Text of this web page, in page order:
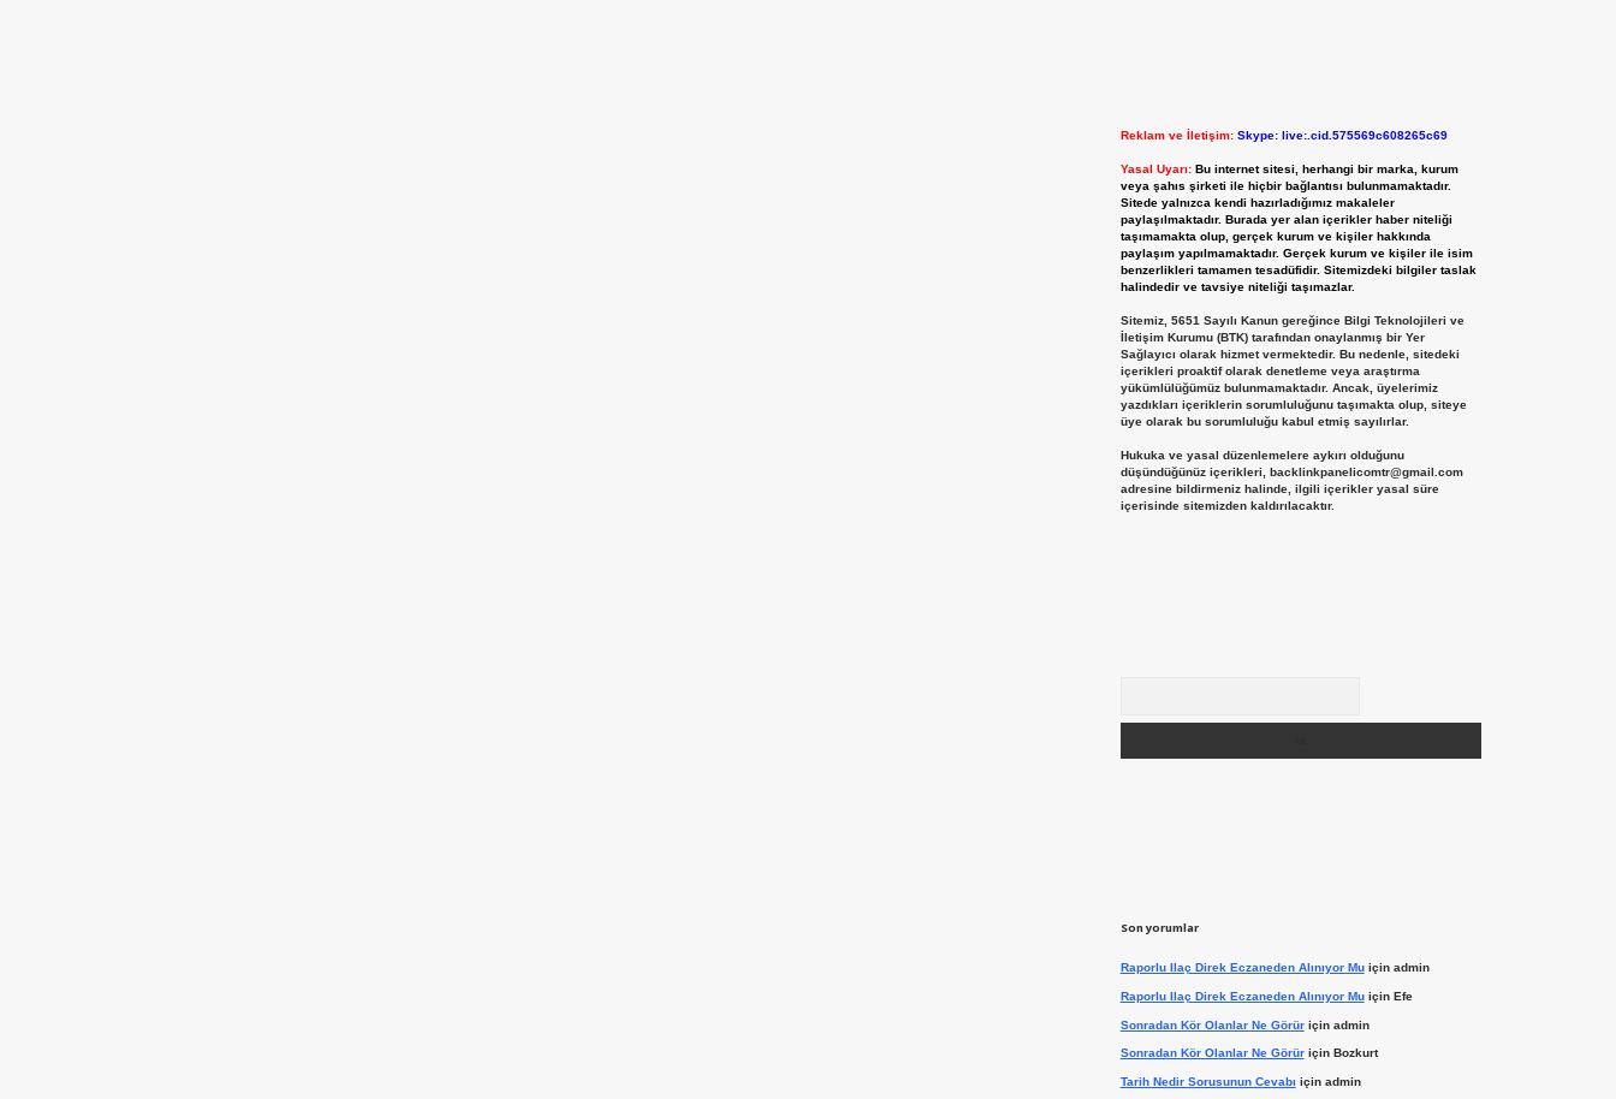
Reklam ve İletişim: Skype: live:.cid.575569c608265c69
Yasal Uyarı: Bu internet sitesi, herhangi bir marka, kurum
veya şahıs şirketi ile hiçbir bağlantısı bulunmamaktadır.
Sitede yalnızca kendi hazırladığımız makaleler
paylaşılmaktadır. Burada yer alan içerikler haber niteliği
taşımamakta olup, gerçek kurum ve kişiler hakkında
paylaşım yapılmamaktadır. Gerçek kurum ve kişiler ile isim
benzerlikleri tamamen tesadüfidir. Sitemizdeki bilgiler taslak
halindedir ve tavsiye niteliği taşımazlar.
Sitemiz, 5651 Sayılı Kanun gereğince Bilgi Teknolojileri ve
İletişim Kurumu (BTK) tarafından onaylanmış bir Yer
Sağlayıcı olarak hizmet vermektedir. Bu nedenle, sitedeki
içerikleri proaktif olarak denetleme veya araştırma
yükümlülüğümüz bulunmamaktadır. Ancak, üyelerimiz
yazdıkları içeriklerin sorumluluğunu taşımakta olup, siteye
üye olarak bu sorumluluğu kabul etmiş sayılırlar.
Hukuka ve yasal düzenlemelere aykırı olduğunu
düşündüğünüz içerikleri, backlinkpanelicomtr@gmail.com
adresine bildirmeniz halinde, ilgili içerikler yasal süre
içerisinde sitemizden kaldırılacaktır.
Son yorumlar
Raporlu Ilaç Direk Eczaneden Alınıyor Muiçin admin
Raporlu Ilaç Direk Eczaneden Alınıyor Muiçin Efe
Sonradan Kör Olanlar Ne Görüriçin admin
Sonradan Kör Olanlar Ne Görüriçin Bozkurt
Tarih Nedir Sorusunun Cevabı için admin